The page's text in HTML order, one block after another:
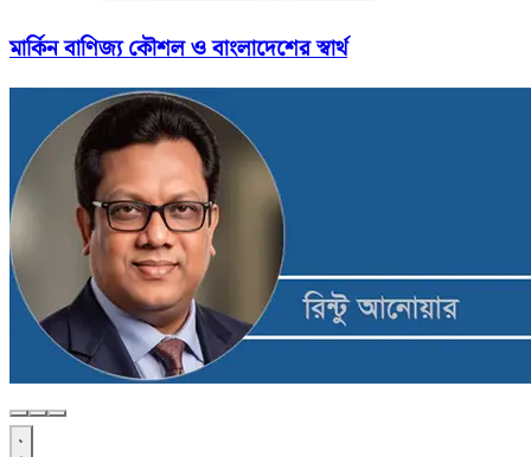
মার্কিন বাণিজ্য কৌশল ও বাংলাদেশের স্বার্থ